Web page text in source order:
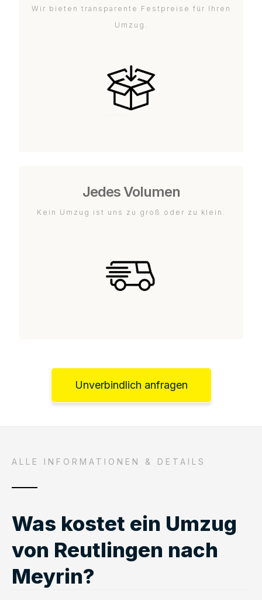
Wir bieten transparente Festpreise für Ihren
Umzug.
Jedes Volumen
Kein Umzug ist uns zu groß oder zu klein.
Unverbindlich anfragen
ALLE INFORMATIONEN & DETAILS
Was kostet ein Umzug
von Reutlingen nach
Meyrin?